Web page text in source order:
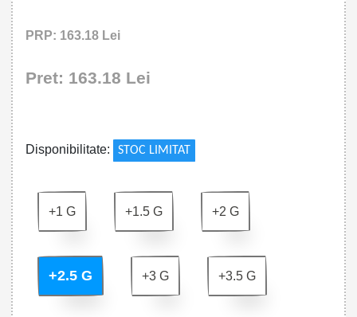
PRP: 163.18 Lei
Pret: 163.18 Lei
Disponibilitate: STOC LIMITAT
+1 G +1.5 G +2 G
+2.5 G +3 G +3.5 G